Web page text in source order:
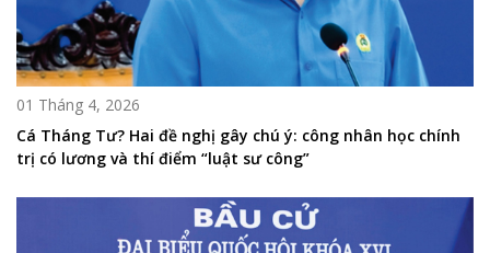
01 Tháng 4, 2026
Cá Tháng Tư? Hai đề nghị gây chú ý: công nhân học chính
trị có lương và thí điểm “luật sư công”